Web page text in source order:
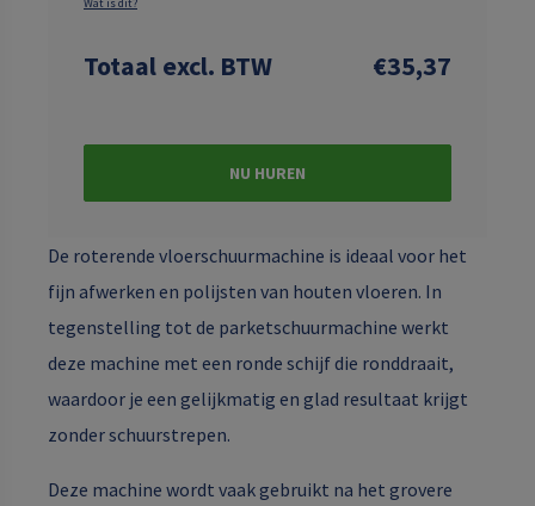
Totaal excl. BTW €35,37
NU HUREN
De roterende vloerschuurmachine is ideaal voor het
fijn afwerken en polijsten van houten vloeren. In
tegenstelling tot de parketschuurmachine werkt
deze machine met een ronde schijf die ronddraait,
waardoor je een gelijkmatig en glad resultaat krijgt
zonder schuurstrepen.
Deze machine wordt vaak gebruikt na het grovere